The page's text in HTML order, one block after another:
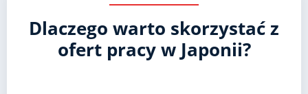
Dlaczego warto skorzystać z
ofert pracy w Japonii?